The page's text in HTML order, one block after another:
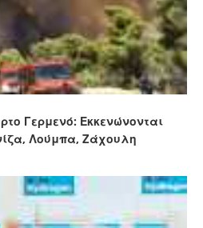
Γερμενό: Εκκενώνονται
Λούμπα, Ζάχουλη